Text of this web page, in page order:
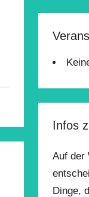
Infos
Auf der
Dinge,